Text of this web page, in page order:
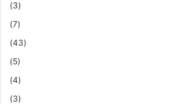
(3)
(7)
(43)
(5)
(4)
(3)